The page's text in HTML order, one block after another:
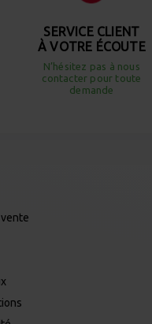
SERVICE CLIENT
À VOTRE ÉCOUTE
N’hésitez pas à nous
contacter pour toute
demande